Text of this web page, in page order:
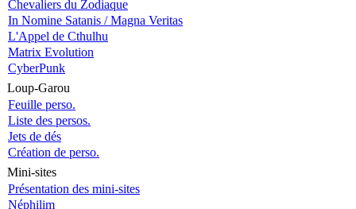
Chevaliers du Zodiaque
In Nomine Satanis / Magna Veritas
L'Appel de Cthulhu
Matrix Evolution
CyberPunk
Loup-Garou
Feuille perso.
Liste des persos.
Jets de dés
Création de perso.
Mini-sites
Présentation des mini-sites
Néphilim